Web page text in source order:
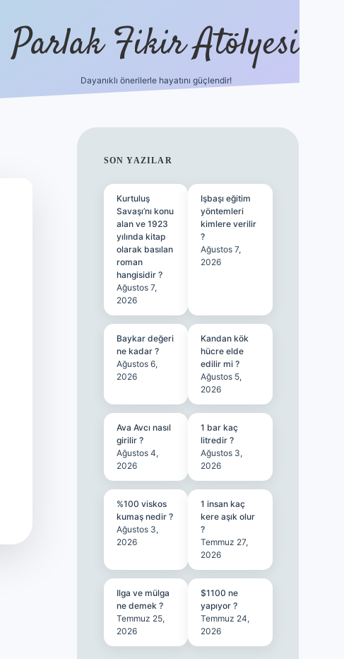
Parlak Fikir Atölyesi
Dayanıklı önerilerle hayatını güçlendir!
SIDEBAR
SON YAZILAR
Kurtuluş
Savaşı’nı konu
alan ve 1923
yılında kitap
olarak basılan
roman
hangisidir ?
Ağustos 7,
2026
Işbaşı eğitim
yöntemleri
kimlere verilir
?
Ağustos 7,
2026
Baykar değeri
ne kadar ?
Ağustos 6,
2026
Kandan kök
hücre elde
edilir mi ?
Ağustos 5,
2026
Ava Avcı nasıl
girilir ?
Ağustos 4,
2026
1 bar kaç
litredir ?
Ağustos 3,
2026
%100 viskos
kumaş nedir ?
Ağustos 3,
2026
1 insan kaç
kere aşık olur
?
Temmuz 27,
2026
Ilga ve mülga
ne demek ?
Temmuz 25,
2026
$1100 ne
yapıyor ?
Temmuz 24,
2026
ilbet casino